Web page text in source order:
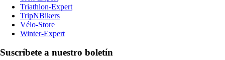
Triathlon-Expert
TripNBikers
Vélo-Store
Winter-Expert
Suscríbete a nuestro boletín